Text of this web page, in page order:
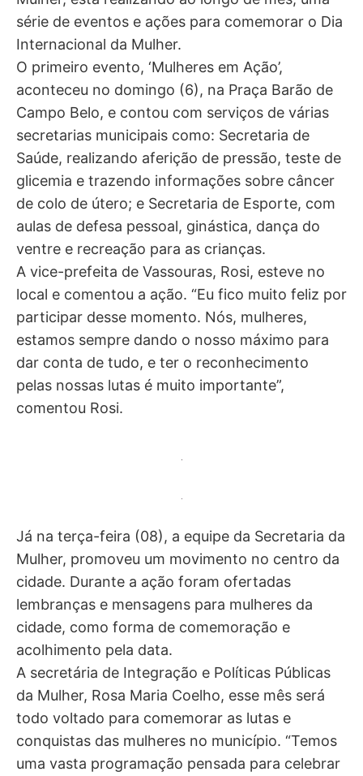
série de eventos e ações para comemorar o Dia
Internacional da Mulher.
O primeiro evento, ‘Mulheres em Ação’,
aconteceu no domingo (6), na Praça Barão de
Campo Belo, e contou com serviços de várias
secretarias municipais como: Secretaria de
Saúde, realizando aferição de pressão, teste de
glicemia e trazendo informações sobre câncer
de colo de útero; e Secretaria de Esporte, com
aulas de defesa pessoal, ginástica, dança do
ventre e recreação para as crianças.
A vice-prefeita de Vassouras, Rosi, esteve no
local e comentou a ação. “Eu fico muito feliz por
participar desse momento. Nós, mulheres,
estamos sempre dando o nosso máximo para
dar conta de tudo, e ter o reconhecimento
pelas nossas lutas é muito importante”,
comentou Rosi.
Já na terça-feira (08), a equipe da Secretaria da
Mulher, promoveu um movimento no centro da
cidade. Durante a ação foram ofertadas
lembranças e mensagens para mulheres da
cidade, como forma de comemoração e
acolhimento pela data.
A secretária de Integração e Políticas Públicas
da Mulher, Rosa Maria Coelho, esse mês será
todo voltado para comemorar as lutas e
conquistas das mulheres no município. “Temos
uma vasta programação pensada para celebrar